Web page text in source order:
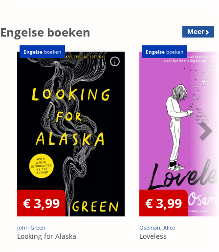
Engelse boeken Meer
Engelse boeken
€ 3,99
John Green
Looking for Alaska
Engelse boeken
€ 3,99
Oseman, Alice
Loveless